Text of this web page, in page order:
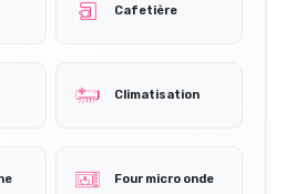
Cafetière
Climatisation
Four micro onde